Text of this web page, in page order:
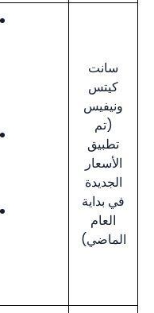
250,000
400,000
250,000